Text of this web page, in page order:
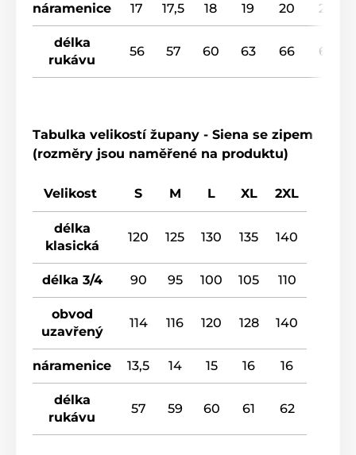
náramenice 17 17,5 18 19 20 20
délka
rukávu
56 57 60 63 66 67
Tabulka velikostí župany - Siena se zipem
(rozměry jsou naměřené na produktu)
Velikost S M L XL 2XL
délka
klasická
120 125 130 135 140
délka 3/4 90 95 100 105 110
obvod
uzavřený
114 116 120 128 140
náramenice 13,5 14 15 16 16
délka
rukávu
57 59 60 61 62